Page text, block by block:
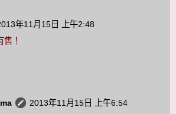
年11月15日 上午2:48
！
2013年11月15日 上午6:54